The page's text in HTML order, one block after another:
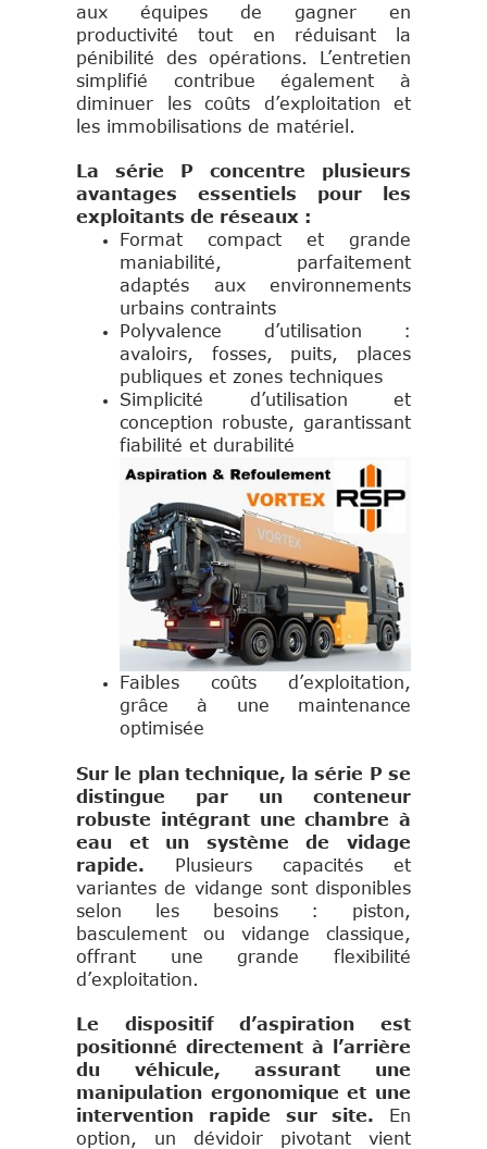
aux équipes de gagner en
productivité tout en réduisant la
pénibilité des opérations. L’entretien
simplifié contribue également à
diminuer les coûts d’exploitation et
les immobilisations de matériel.
La série P concentre plusieurs
avantages essentiels pour les
exploitants de réseaux :
Format compact et grande
maniabilité, parfaitement
adaptés aux environnements
urbains contraints
Polyvalence d’utilisation :
avaloirs, fosses, puits, places
publiques et zones techniques
Simplicité d’utilisation et
conception robuste, garantissant
fiabilité et durabilité
Faibles coûts d’exploitation,
grâce à une maintenance
optimisée
Sur le plan technique, la série P se
distingue par un conteneur
robuste intégrant une chambre à
eau et un système de vidage
rapide. Plusieurs capacités et
variantes de vidange sont disponibles
selon les besoins : piston,
basculement ou vidange classique,
offrant une grande flexibilité
d’exploitation.
Le dispositif d’aspiration est
positionné directement à l’arrière
du véhicule, assurant une
manipulation ergonomique et une
intervention rapide sur site. En
option, un dévidoir pivotant vient